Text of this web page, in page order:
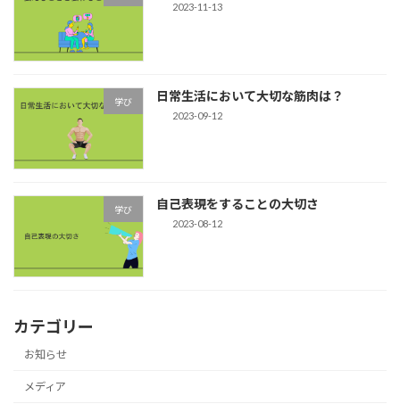
2023-11-13
学び 日常生活において大切な筋肉は？
2023-09-12
学び 自己表現をすることの大切さ
2023-08-12
カテゴリー
お知らせ
メディア